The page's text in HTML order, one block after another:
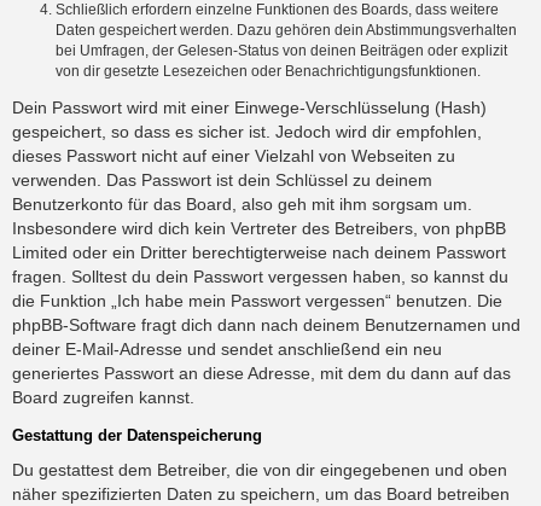
Schließlich erfordern einzelne Funktionen des Boards, dass weitere
Daten gespeichert werden. Dazu gehören dein Abstimmungsverhalten
bei Umfragen, der Gelesen-Status von deinen Beiträgen oder explizit
von dir gesetzte Lesezeichen oder Benachrichtigungsfunktionen.
Dein Passwort wird mit einer Einwege-Verschlüsselung (Hash)
gespeichert, so dass es sicher ist. Jedoch wird dir empfohlen,
dieses Passwort nicht auf einer Vielzahl von Webseiten zu
verwenden. Das Passwort ist dein Schlüssel zu deinem
Benutzerkonto für das Board, also geh mit ihm sorgsam um.
Insbesondere wird dich kein Vertreter des Betreibers, von phpBB
Limited oder ein Dritter berechtigterweise nach deinem Passwort
fragen. Solltest du dein Passwort vergessen haben, so kannst du
die Funktion „Ich habe mein Passwort vergessen“ benutzen. Die
phpBB-Software fragt dich dann nach deinem Benutzernamen und
deiner E-Mail-Adresse und sendet anschließend ein neu
generiertes Passwort an diese Adresse, mit dem du dann auf das
Board zugreifen kannst.
Gestattung der Datenspeicherung
Du gestattest dem Betreiber, die von dir eingegebenen und oben
näher spezifizierten Daten zu speichern, um das Board betreiben